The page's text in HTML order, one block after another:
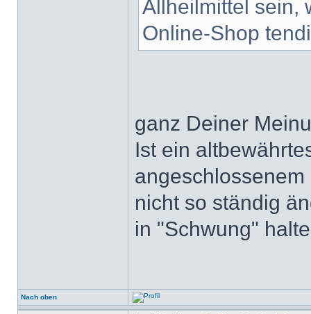
Allheilmittel sein,
Online-Shop
ganz Deiner
Ist ein
nicht so ständig
in "Schwung"
Nach oben